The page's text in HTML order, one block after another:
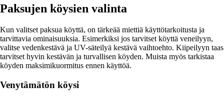
Paksujen köysien valinta
Kun valitset paksua köyttä, on tärkeää miettiä käyttötarkoitusta ja
tarvittavia ominaisuuksia. Esimerkiksi jos tarvitset köyttä veneilyyn,
valitse vedenkestävä ja UV-säteilyä kestävä vaihtoehto. Kiipeilyyn taas
tarvitset hyvin kestävän ja turvallisen köyden. Muista myös tarkistaa
köyden maksimikuormitus ennen käyttöä.
Venytämätön köysi